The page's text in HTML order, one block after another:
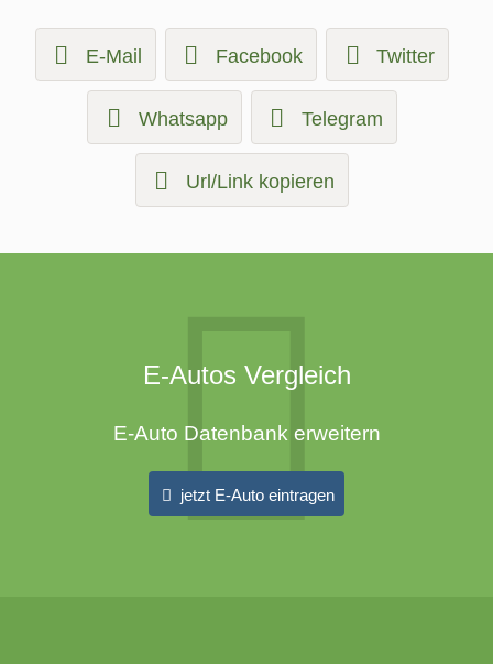
E-Mail Facebook Twitter
Whatsapp Telegram
Url/Link kopieren
E-Autos Vergleich
E-Auto Datenbank erweitern
jetzt E-Auto eintragen